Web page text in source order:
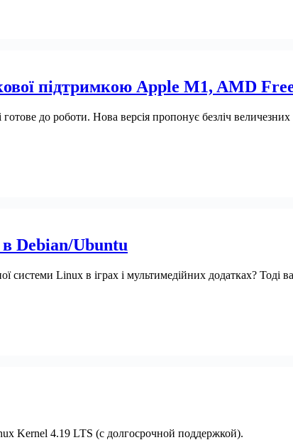
підтримкою Apple M1, AMD
готове до роботи. Нова версія пропонує безліч
Debian/Ubuntu
системи Linux в іграх і мультимедійних додатках? Тоді
Kernel 4.19 LTS (с долгосрочной поддержкой).